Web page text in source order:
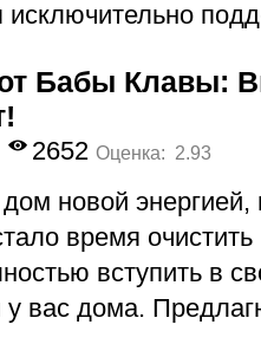
исключительно
Бабы Клавы:
2652 Оценка: 2.93
новой
время очистить
вступить в
у вас дома.